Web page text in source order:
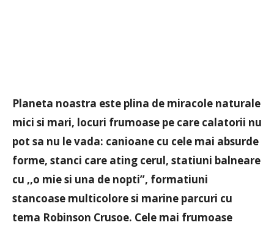
Planeta noastra este plina de miracole naturale
mici si mari, locuri frumoase pe care calatorii nu
pot sa nu le vada: canioane cu cele mai absurde
forme, stanci care ating cerul, statiuni balneare
cu ,,o mie si una de nopti”, formatiuni
stancoase multicolore si marine parcuri cu
tema Robinson Crusoe. Cele mai frumoase